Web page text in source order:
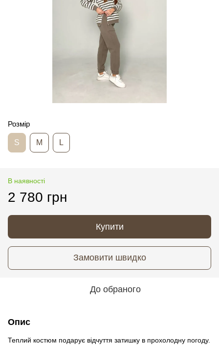
Розмір
S M L
В наявності
2 780 грн
Купити
Замовити швидко
До обраного
Опис
Теплий костюм подарує відчуття затишку в прохолодну погоду.